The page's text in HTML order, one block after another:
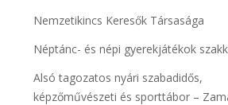
Nemzetikincs Keresők Társasága
Néptánc- és népi gyerekjátékok
Alsó tagozatos nyári szabadidős,
képzőművészeti és sporttábor –